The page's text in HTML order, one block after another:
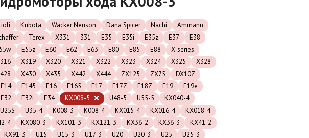
Kubota Wacker Neuson Dana Spicer Nachi
Ammann
Terex X331 331 E35 E35i E35z E37
E38
E55z E60 E62 E63 E80 E85 E88
X-series
X319 X320 X321 X322 X323 X324 X325
X328
X430 X435 X442 X444 ZX125 ZX75
DX10Z
E14 E145 E16 E165 E17 E17Z E18Z E19
E19e
E32 E32i E34 KX008-5 U48-5 U55-5
KX040-4
U25S U35-4 K008-3 K008-4 KX015-4 KX016-4
KX018-4
4 KX080-3 KX101-3 KX121-3 KX36-2 KX36-3
KX41-2
KX91-3 U15 U15-3 U17-3 U20 U20-3 U25
U25-3